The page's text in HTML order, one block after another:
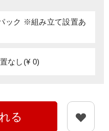
ック ※組み立て設置あ
なし(¥ 0)
る